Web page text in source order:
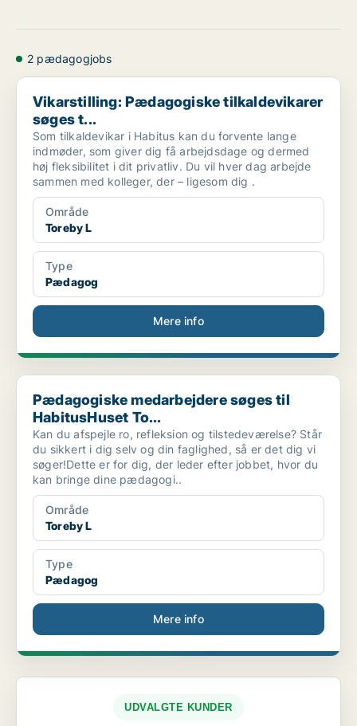
2 pædagogjobs
Vikarstilling: Pædagogiske tilkaldevikarer søges t...
Vikarstilling: Pædagogiske tilkaldevikarer
søges t...
Som tilkaldevikar i Habitus kan du forvente lange
indmøder, som giver dig få arbejdsdage og dermed
høj fleksibilitet i dit privatliv. Du vil hver dag arbejde
sammen med kolleger, der – ligesom dig .
Område
Toreby L
Type
Pædagog
Mere info
Pædagogiske medarbejdere søges til HabitusHuset To...
Pædagogiske medarbejdere søges til
HabitusHuset To...
Kan du afspejle ro, refleksion og tilstedeværelse? Står
du sikkert i dig selv og din faglighed, så er det dig vi
søger!Dette er for dig, der leder efter jobbet, hvor du
kan bringe dine pædagogi..
Område
Toreby L
Type
Pædagog
Mere info
UDVALGTE KUNDER